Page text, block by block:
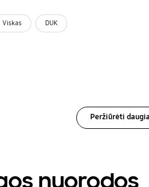
Viskas DUK
Peržiūrėti
nuorodos